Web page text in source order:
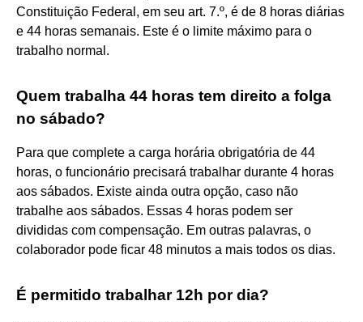
Constituição Federal, em seu art. 7.º, é de 8 horas diárias
e 44 horas semanais. Este é o limite máximo para o
trabalho normal.
Quem trabalha 44 horas tem direito a folga
no sábado?
Para que complete a carga horária obrigatória de 44
horas, o funcionário precisará trabalhar durante 4 horas
aos sábados. Existe ainda outra opção, caso não
trabalhe aos sábados. Essas 4 horas podem ser
divididas com compensação. Em outras palavras, o
colaborador pode ficar 48 minutos a mais todos os dias.
É permitido trabalhar 12h por dia?